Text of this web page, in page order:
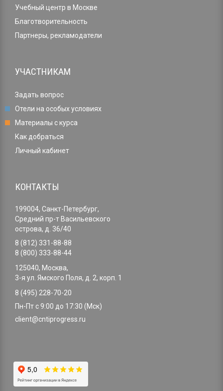
Учебный центр в Москве
Благотворительность
Партнеры, рекламодатели
УЧАСТНИКАМ
Задать вопрос
Отели на особых условиях
Материалы с курса
Как добраться
Личный кабинет
КОНТАКТЫ
199004, Санкт-Петербург,
Средний пр-т Васильевского
острова, д. 36/40
8 (812) 331-88-88
8 (800) 333-88-44
125040, Москва,
3-я ул. Ямского Поля, д. 2, корп. 1
8 (495) 228-70-20
Пн-Пт с 9:00 до 17:30 (Мск)
client@cntiprogress.ru